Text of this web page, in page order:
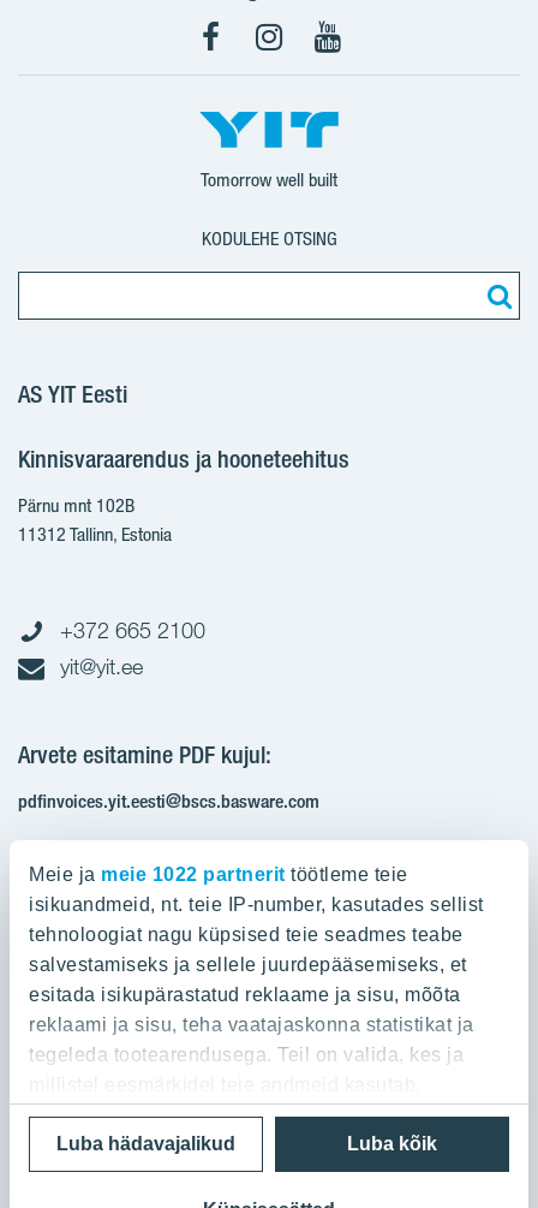
Meie ja meie 1022 partnerit töötleme teie
isikuandmeid, nt. teie IP-number, kasutades sellist
tehnoloogiat nagu küpsised teie seadmes teabe
salvestamiseks ja sellele juurdepääsemiseks, et
esitada isikupärastatud reklaame ja sisu, mõõta
reklaami ja sisu, teha vaatajaskonna statistikat ja
tegeleda tootearendusega. Teil on valida, kes ja
Kui te lubate, sooviksime ka:
Luba kõik
Luba hädavajalikud
FacebookInstagram
YouTube
Tomorrow well built
KODULEHE OTSING
AS YIT Eesti
Kinnisvaraarendus ja hooneteehitus
Pärnu mnt 102B
11312 Tallinn, Estonia
+372 665 2100
yit@yit.ee
Arvete esitamine PDF kujul:
pdfinvoices.yit.eesti@bscs.basware.com
KMKR: EE100210897
Ettevõttest
Ettevõttest
Referentsid
YIT Group
YIT Finland
YIT Latvia
Privaatsuspoliitika
Cookie settings